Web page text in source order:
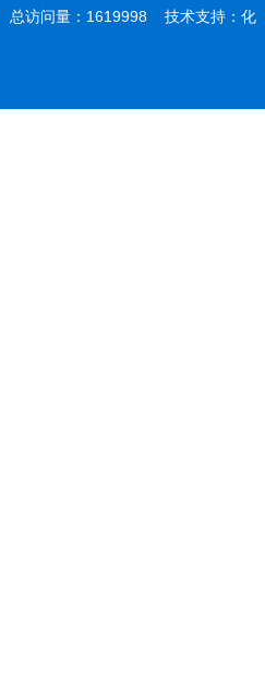
总访问量：1619998 技术支持： 化